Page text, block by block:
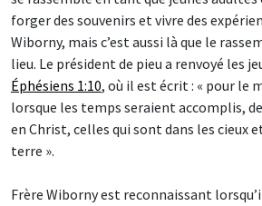
forger des souvenirs et vivre des
Wiborny, mais c’est aussi là que le
lieu. Le président de pieu a renvoyé les
Éphésiens 1:10, où il est écrit : « pour le
lorsque les temps seraient accomplis,
en Christ, celles qui sont dans les cieux
terre ».
Frère Wiborny est reconnaissant